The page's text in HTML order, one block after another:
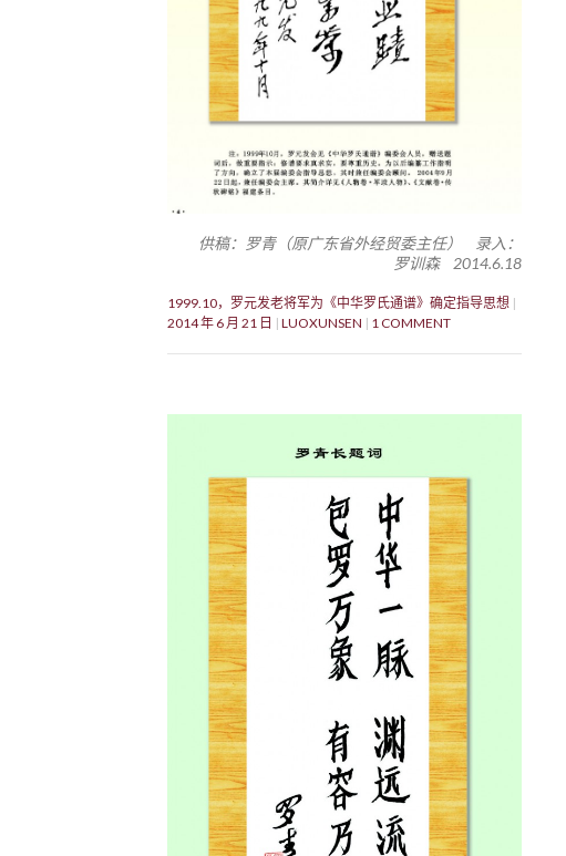
供稿：罗青（原广东省外经贸委主任） 录入：
罗训森 2014.6.18
1999.10，罗元发老将军为《中华罗氏通谱》确定指导思想
2014 年 6 月 21 日
LUOXUNSEN 1 COMMENT